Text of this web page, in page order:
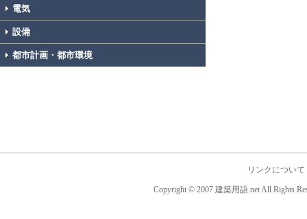
電気
設備
都市計画・都市環境
リンクについて
Copyright © 2007 建築用語.net All Rights